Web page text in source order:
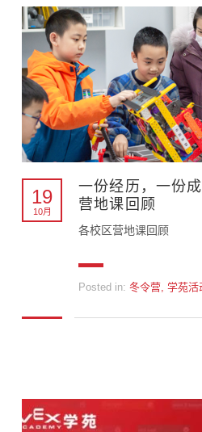
19
10月
一份经历，一份
营地课回顾
各校区营地课回顾
Posted in: 冬令营, 学苑活